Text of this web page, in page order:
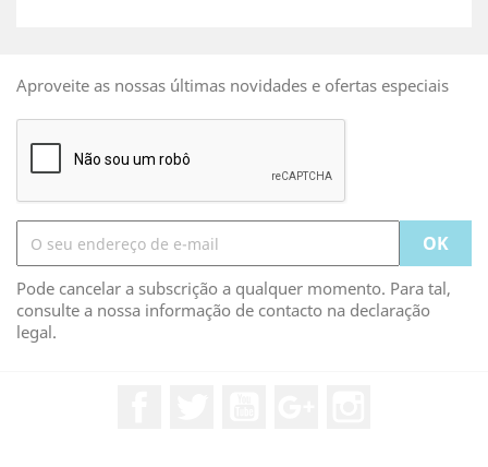
Aproveite as nossas últimas novidades e ofertas especiais
Pode cancelar a subscrição a qualquer momento. Para tal,
consulte a nossa informação de contacto na declaração
legal.